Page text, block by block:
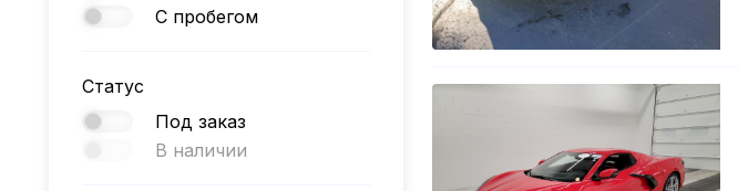
С пробегом
Статус
Под заказ
В наличии